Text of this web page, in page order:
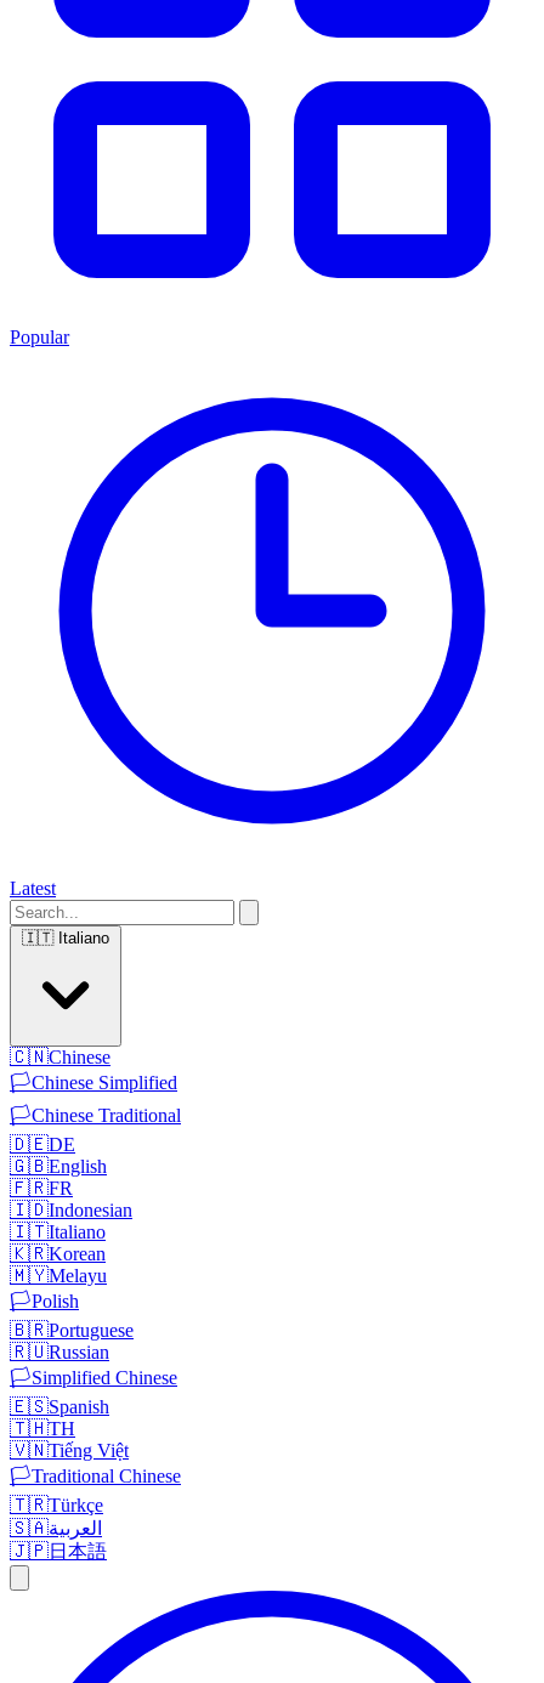
Popular
Latest
🇮🇹 Italiano
🇨🇳Chinese
🏳️Chinese Simplified
🏳️Chinese Traditional
🇩🇪DE
🇬🇧English
🇫🇷FR
🇮🇩Indonesian
🇮🇹Italiano
🇰🇷Korean
🇲🇾Melayu
🏳️Polish
🇧🇷Portuguese
🇷🇺Russian
🏳️Simplified Chinese
🇪🇸Spanish
🇹🇭TH
🇻🇳Tiếng Việt
🏳️Traditional Chinese
🇹🇷Türkçe
🇸🇦العربية
🇯🇵日本語